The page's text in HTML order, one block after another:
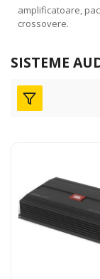
amplificatoare,
crossovere.
SISTEME